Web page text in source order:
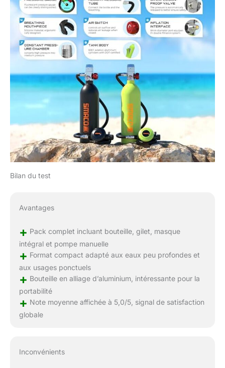
Bilan du test
Avantages
+ Pack complet incluant bouteille, gilet, masque
intégral et pompe manuelle
+ Format compact adapté aux eaux peu profondes et
aux usages ponctuels
+ Bouteille en alliage d’aluminium, intéressante pour la
portabilité
+ Note moyenne affichée à 5,0/5, signal de satisfaction
globale
Inconvénients